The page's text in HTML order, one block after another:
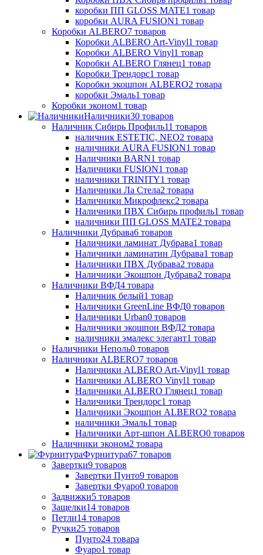
коробки ПП GLOSS MATE1 товар
коробки AURA FUSION1 товар
Коробки ALBERO7 товаров
Коробки ALBERO Art-Vinyl1 товар
Коробки ALBERO Vinyl1 товар
Коробки ALBERO Глянец1 товар
Коробки Трендорс1 товар
Коробки экошпон ALBERO2 товара
коробки Эмаль1 товар
Коробки эконом1 товар
Наличники30 товаров
Наличник Сибирь Профиль11 товаров
наличник ESTETIC, NEO2 товара
наличники AURA FUSION1 товар
Наличники BARN1 товар
Наличники FUSION1 товар
наличники TRINITY1 товар
Наличники Ла Стела2 товара
Наличники Микрофлекс2 товара
Наличники ПВХ Сибирь профиль1 товар
наличники ПП GLOSS MATE2 товара
Наличники Дубрава6 товаров
Наличники ламинат Дубрава1 товар
Наличники ламинатин Дубрава1 товар
Наличники ПВХ Дубрава2 товара
Наличники Экошпон Дубрава2 товара
Наличники ВФД4 товара
Наличник белый1 товар
Наличники GreenLine ВФД0 товаров
Наличники Urban0 товаров
Наличники экошпон ВФД2 товара
наличники эмалекс элегант1 товар
Наличники Неполь0 товаров
Наличники ALBERO7 товаров
Наличники ALBERO Art-Vinyl1 товар
Наличники ALBERO Vinyl1 товар
Наличники ALBERO Глянец1 товар
Наличники Трендорс1 товар
Наличники Экошпон ALBERO2 товара
наличники Эмаль1 товар
Наличники Арт-шпон ALBERO0 товаров
Наличники эконом2 товара
Фурнитура67 товаров
Завертки9 товаров
Завертки Пунто9 товаров
Завертки Фуаро0 товаров
Задвижки5 товаров
Защелки14 товаров
Петли14 товаров
Ручки25 товаров
Пунто24 товара
Фуаро1 товар